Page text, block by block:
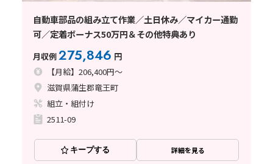
自動車部品の組み立て作業／土日休み／マイカー通勤
可／定着ボーナス50万円＆その他特典あり
月収例275,846 円
【月給】206,400円～
滋賀県蒲生郡竜王町
組立・組付け
2511-09
キープする 詳細を見る